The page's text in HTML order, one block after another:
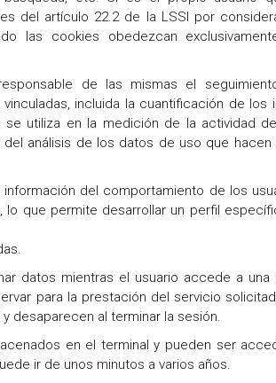
del artículo 22.2 de la LSSI por
las cookies obedezcan
de las mismas el
incluida la cuantificación de los
utiliza en la medición de la actividad
análisis de los datos de uso que hacen
información del comportamiento de los
que permite desarrollar un perfil
datos mientras el usuario accede a una
para la prestación del servicio
desaparecen al terminar la sesión.
en el terminal y pueden ser
ir de unos minutos a varios años.